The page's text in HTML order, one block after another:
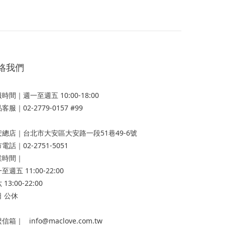
我們
時間｜週一至週五 10:00-18:00
客服｜02-2779-0157 #99
總店 ｜台北市大安區大安路一段51巷49-6號
電話｜02-2751-5051
間｜
至週五 11:00-22:00
13:00-22:00
公休
信箱｜ info@maclove.com.tw